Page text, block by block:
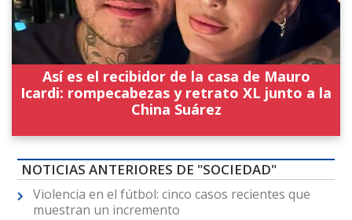
Así es el recibidor de la casa de Mauro
Icardi: rompecabezas y retrato XL junto a la
China Suárez
NOTICIAS ANTERIORES DE "SOCIEDAD"
Violencia en el fútbol: cinco casos recientes que
muestran un incremento